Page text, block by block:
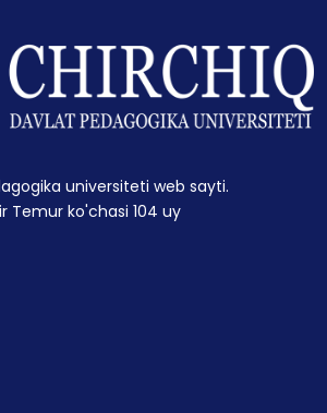
universiteti web sayti.
Temur ko'chasi 104 uy